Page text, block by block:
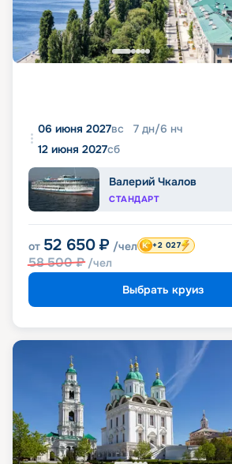
06 июня 2027вс 7 дн/6 нч
12 июня 2027сб
Валерий Чкалов
СТАНДАРТ
от 52 650 ₽ /чел
58 500₽ /чел
+2 027
Выбрать круиз